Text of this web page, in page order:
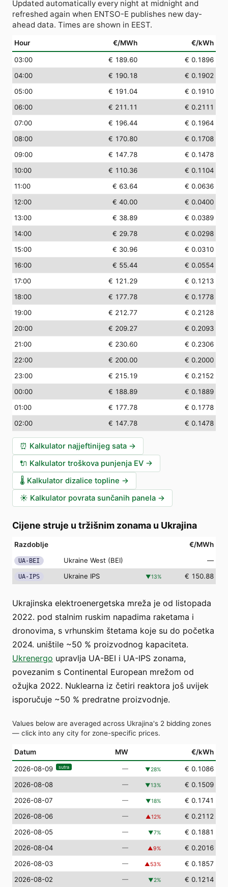
Updated automatically every night at midnight and
refreshed again when ENTSO-E publishes new day-
ahead data. Times are shown in EEST.
Hour €/MWh €/kWh
03:00 € 189.60
€ 0.1896
04:00
€ 190.18
€ 0.1902
05:00
€ 191.04
€ 0.1910
06:00
€ 211.11
€ 0.2111
07:00
€ 196.44
€ 0.1964
08:00
€ 170.80
€ 0.1708
09:00
€ 147.78
€ 0.1478
10:00
€ 110.36
€ 0.1104
11:00
€ 63.64
€ 0.0636
12:00
€ 40.00
€ 0.0400
13:00
€ 38.89
€ 0.0389
14:00
€ 29.78
€ 0.0298
15:00
€ 30.96
€ 0.0310
16:00
€ 55.44
€ 0.0554
17:00
€ 121.29
€ 0.1213
18:00
€ 177.78
€ 0.1778
19:00
€ 212.77
€ 0.2128
20:00
€ 209.27
€ 0.2093
21:00
€ 230.60
€ 0.2306
22:00
€ 200.00
€ 0.2000
23:00
€ 215.19
€ 0.2152
00:00
€ 188.89
€ 0.1889
01:00
€ 177.78
€ 0.1778
02:00
€ 147.78 € 0.1478
⏰ Kalkulator najjeftinijeg sata →
🔌 Kalkulator troškova punjenja EV →
🌡️ Kalkulator dizalice topline →
☀️ Kalkulator povrata sunčanih panela →
Cijene struje u tržišnim zonama u Ukrajina
Razdoblje €/MWh
UA-BEI Ukraine West (BEI) —
UA-IPS Ukraine IPS ▼13% € 150.88
Ukrajinska elektroenergetska mreža je od listopada
2022. pod stalnim ruskim napadima raketama i
dronovima, s vrhunskim štetama koje su do početka
2024. uništile ~50 % proizvodnog kapaciteta.
Ukrenergo upravlja UA-BEI i UA-IPS zonama,
povezanim s Continental European mrežom od
ožujka 2022. Nuklearna iz četiri reaktora još uvijek
isporučuje ~50 % predratne proizvodnje.
Values below are averaged across Ukrajina's 2 bidding zones
— click into any city for zone-specific prices.
Datum MW €/kWh
2026-08-09 sutra — ▼28%
€ 0.1086
2026-08-08
— ▼13%
€ 0.1509
2026-08-07
— ▼18%
€ 0.1741
2026-08-06
— ▲12%
€ 0.2112
2026-08-05
— ▼7%
€ 0.1881
2026-08-04
— ▲9%
€ 0.2016
2026-08-03
— ▲53%
€ 0.1857
2026-08-02
— ▼2% € 0.1214